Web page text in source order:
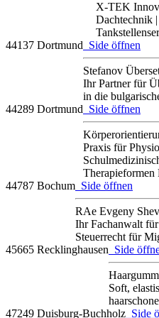
X-TEK
Dachtechnik
44137 Dortmund Side öffnen
Stefanov
Ihr Partner für
in die
44289 Dortmund Side öffnen
Praxis für
Therapieformen
44787 Bochum Side öffnen
RAe Evgeny
Ihr Fachanwalt
Steuerrecht für
45665 Recklinghausen Side
Soft,
47249 Duisburg-Buchholz Side